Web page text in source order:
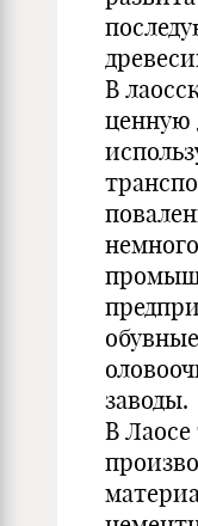
В
ценную
заводы.
В